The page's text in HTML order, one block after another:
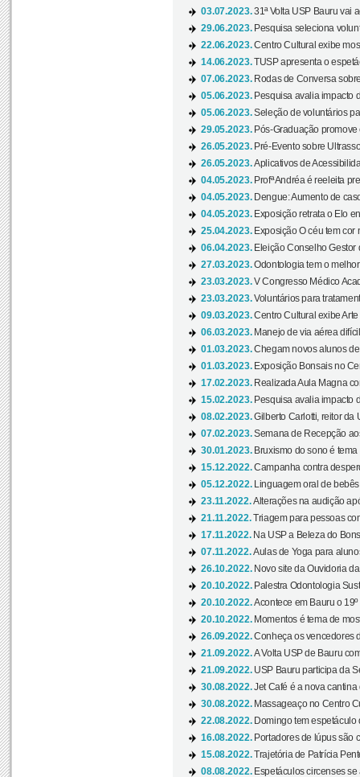
03.07.2023.31ª Volta USP Bauru vai
29.06.2023. Pesquisa seleciona
22.06.2023.Centro Cultural exibe
14.06.2023.TUSP apresenta o
07.06.2023. Rodas de Conversa
05.06.2023. Pesquisa avalia impacto
05.06.2023.Seleção de voluntários
29.05.2023. Pós-Graduação
26.05.2023. Pré-Evento sobre
26.05.2023.Aplicativos de
04.05.2023. Profª Andréa é reeleita
04.05.2023. Dengue: Aumento de
04.05.2023. Exposição retrata o Elo
25.04.2023. Exposição O céu tem cor
06.04.2023. Eleição Conselho Gestor
27.03.2023.Odontologia tem o
23.03.2023.V Congresso Médico
23.03.2023.Voluntários para
09.03.2023.Centro Cultural exibe
06.03.2023. Manejo de via aérea
01.03.2023.Chegam novos alunos
01.03.2023. Exposição Bonsais no
17.02.2023. Realizada Aula Magna
15.02.2023. Pesquisa avalia impacto
08.02.2023.Gilberto Carlotti, reitor da
07.02.2023.Semana de Recepção
30.01.2023. Bruxismo do sono é
15.12.2022.Campanha contra
05.12.2022.
Linguagem oral de
23.11.2022.Alterações na audição
21.11.2022.Triagem para pessoas
17.11.2022. Na USP a Beleza do
07.11.2022.Aulas de Yoga para
26.10.2022. Novo site da Ouvidoria
20.10.2022. Palestra Odontologia
20.10.2022.Acontece em Bauru o 19º
20.10.2022. Momentos é tema de
26.09.2022.Conheça os vencedores
21.09.2022.A Volta USP de Bauru
21.09.2022. USP Bauru participa da
30.08.2022.Jet Café é a nova
30.08.2022. Massageaço no Centro
22.08.2022. Domingo tem espetáculo
16.08.2022. Portadores de lúpus são
15.08.2022.Trajetória de Patrícia
08.08.2022. Espetáculos circenses